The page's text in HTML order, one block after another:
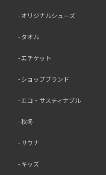
オリジナルシューズ
タオル
エチケット
ショップブランド
エコ・サスティナブル
秋冬
サウナ
キッズ